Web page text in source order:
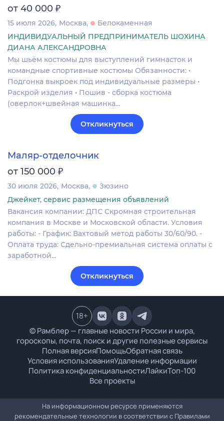
от 40 000 ₽
15 июля 2026 Москва
Белокаменная
ИНДИВИДУАЛЬНЫЙ ПРЕДПРИНИМАТЕЛЬ ШОХИНА
ДИАНА АЛЕКСАНДРОВНА
Мы шьём костюмы для выступлений гимнасток и
командные спортивные костюмы Обязанности: •
Подгонка выкроек под индивидуальные размеры •
Раскрой изделия • Пошив - сборка костюма
(оверлок+швейная машинка…
Откликнуться
Маляр-отделочник
от 150 000 ₽
30 июля 2026 Москва
Зюзино
Джейкет, сервис размещения объявлений
Вакансия компании: ДПС Скромная строительная
компания в Москве и Московской области. Условия
работы: - График: Вахтовый метод работы 30/60/90. -
Оплата труда: Сдельно-премиальная система оплаты с
заработной…
Откликнуться
© Рамблер — главные новости России и мира,
гороскопы, почта, поиск и другие полезные сервисы
Полная версияПомощьОбратная связь
Условия использованияУдаление информации
Политика конфиденциальностиЛайкиТоп-100
Все проекты
18+
На информационном ресурсе применяются
рекомендательные технологии в соответствии с Правилами